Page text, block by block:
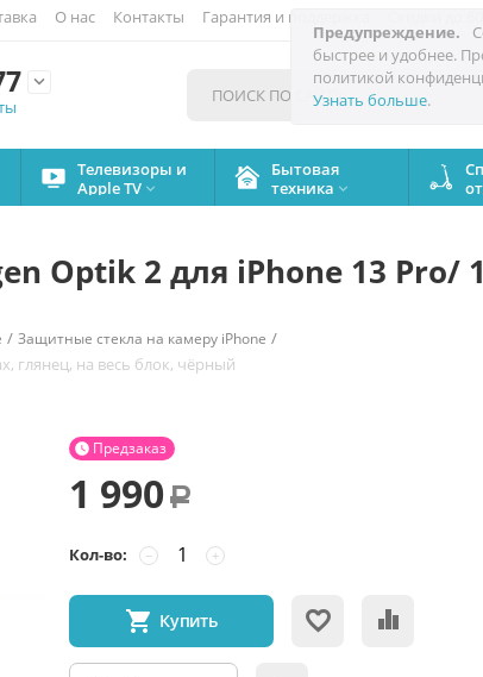
Предупреждение.
быстрее и удобнее.
политикой
Узнать больше.
О нас Контакты Гарантия и поддержка

Телевизоры и
Apple TV 
Бытовая
техника 
Optik 2 для iPhone 13 Pro/
/ Защитные стекла на камеру iPhone /
глянец, на весь блок, чёрный
Предзаказ

1 990 Р
Кол-во: +
−
Купить